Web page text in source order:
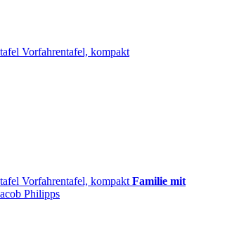
Vorfahrentafel, kompakt
Vorfahrentafel, kompakt Familie mit
Philipps